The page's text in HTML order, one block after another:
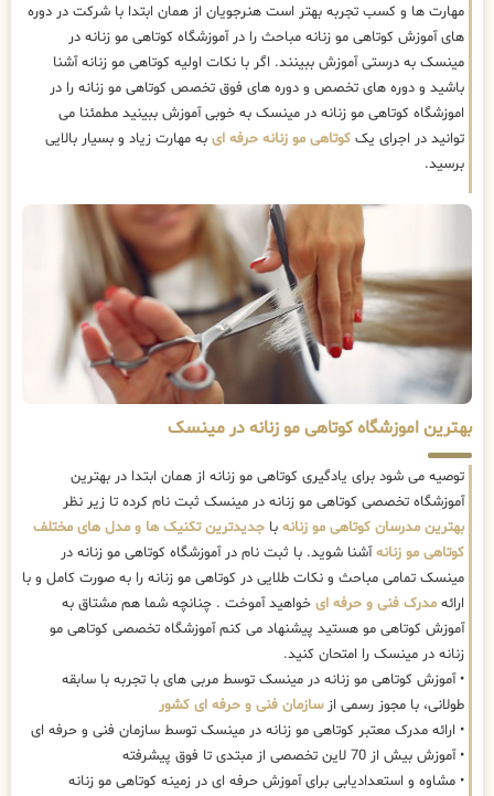
مهارت ها و کسب تجربه بهتر است هنرجویان از همان ابتدا با شرکت در دوره
های آموزش کوتاهی مو زنانه مباحث را در آموزشگاه کوتاهی مو زنانه در
مینسک به درستی آموزش ببینند. اگر با نکات اولیه کوتاهی مو زنانه آشنا
باشید و دوره های تخصص و دوره های فوق تخصص کوتاهی مو زنانه را در
اموزشگاه کوتاهی مو زنانه در مینسک به خوبی آموزش ببینید مطمئنا می
توانید در اجرای یک کوتاهی مو زنانه حرفه ای به مهارت زیاد و بسیار بالایی
برسید.
بهترین اموزشگاه کوتاهی مو زنانه در مینسک
توصیه می شود برای یادگیری کوتاهی مو زنانه از همان ابتدا در بهترین
آموزشگاه تخصصی کوتاهی مو زنانه در مینسک ثبت نام کرده تا زیر نظر
بهترین مدرسان کوتاهی مو زنانه با جدیدترین تکنیک ها و مدل های مختلف
کوتاهی مو زنانهآشنا شوید. با ثبت نام در آموزشگاه کوتاهی مو زنانه در
مینسک تمامی مباحث و نکات طلایی در کوتاهی مو زنانه را به صورت کامل و با
ارائه مدرک فنی و حرفه ای خواهید آموخت . چنانچه شما هم مشتاق به
آموزش کوتاهی مو هستید پیشنهاد می کنم آموزشگاه تخصصی کوتاهی مو
زنانه در مینسک را امتحان کنید.
• آموزش کوتاهی مو زنانه در مینسک توسط مربی های با تجربه با سابقه
طولانی، با مجوز رسمی ازسازمان فنی و حرفه ای کشور
• ارائه مدرک معتبر کوتاهی مو زنانه در مینسک توسط سازمان فنی و حرفه ای
• آموزش بیش از 70 لاین تخصصی از مبتدی تا فوق پیشرفته
• مشاوه و استعدادیابی برای آموزش حرفه ای در زمینه کوتاهی مو زنانه